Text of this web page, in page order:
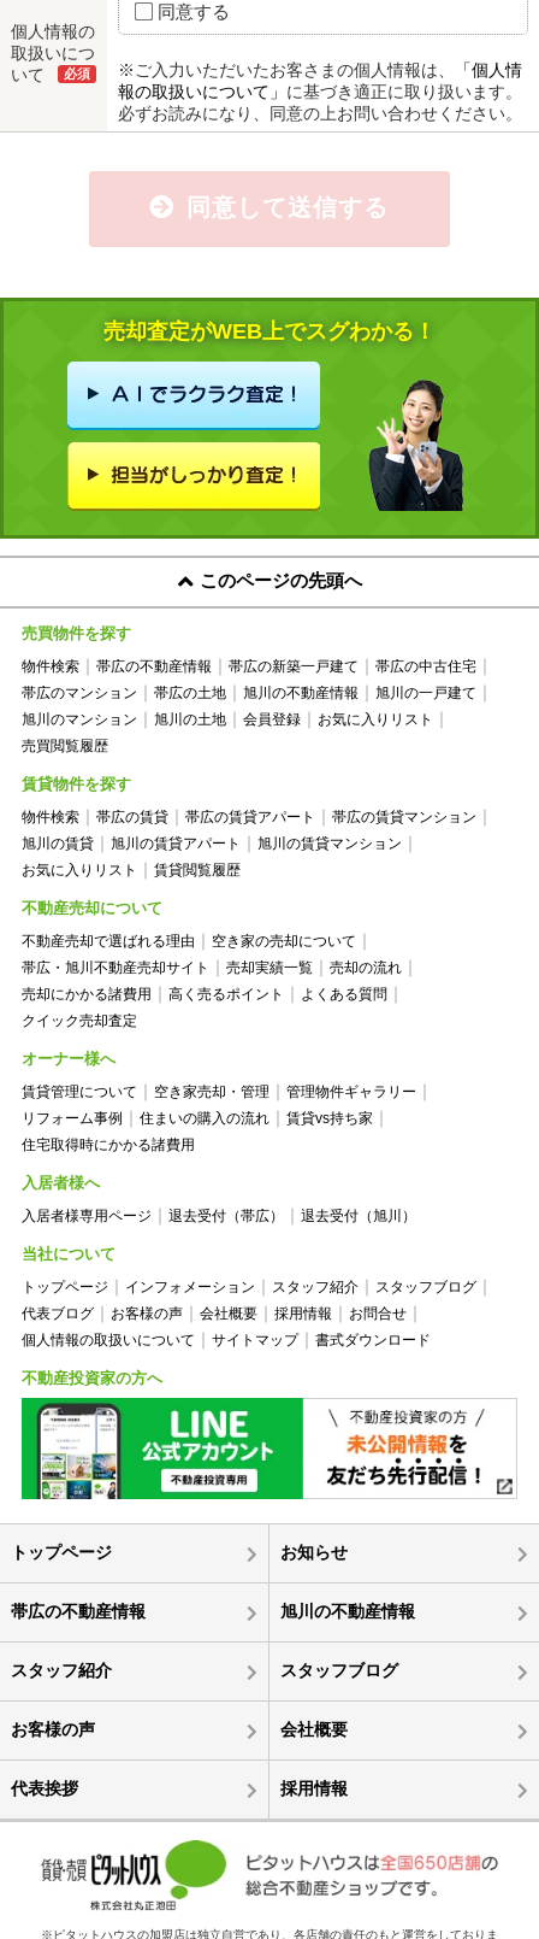
個人情報の
取扱いにつ
いて
必須
同意する
※ご入力いただいたお客さまの個人情報は、
「個人情
報の取扱いについて」 に基づき適正に取り扱います。
必ずお読みになり、同意の上お問い合わせください。
同意して送信する
売却査定がWEB上でスグわかる！
このページの先頭へ
売買物件を探す
物件検索 帯広の不動産情報 帯広の新築一戸建て
帯広の中古住宅
帯広のマンション
帯広の土地 旭川の不動産情報
旭川の一戸建て
旭川のマンション
旭川の土地 会員登録
お気に入りリスト
売買閲覧履歴
賃貸物件を探す
物件検索 帯広の賃貸 帯広の賃貸アパート
帯広の賃貸マンション
旭川の賃貸
旭川の賃貸アパート
旭川の賃貸マンション
お気に入りリスト
賃貸閲覧履歴
不動産売却について
不動産売却で選ばれる理由
空き家の売却について
帯広・旭川不動産売却サイト
売却実績一覧
売却の流れ
売却にかかる諸費用
高く売るポイント
よくある質問
クイック売却査定
オーナー様へ
賃貸管理について 空き家売却・管理
管理物件ギャラリー
リフォーム事例
住まいの購入の流れ
賃貸vs持ち家
住宅取得時にかかる諸費用
入居者様へ
入居者様専用ページ 退去受付（帯広） 退去受付（旭川）
当社について
トップページ インフォメーション スタッフ紹介
スタッフブログ
代表ブログ
お客様の声 会社概要 採用情報
お問合せ
個人情報の取扱いについて
サイトマップ 書式ダウンロード
不動産投資家の方へ
トップページ お知らせ
帯広の不動産情報 旭川の不動産情報
スタッフ紹介 スタッフブログ
お客様の声 会社概要
代表挨拶 採用情報
※ピタットハウスの加盟店は独立自営であり、各店舗の責任のもと運営をしておりま